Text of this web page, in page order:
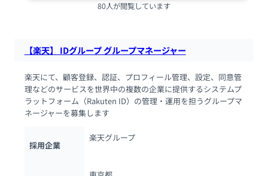
80人が閲覧しています
【楽天】 IDグループ グループマネージャー
楽天にて、顧客登録、認証、プロフィール管理、設定、同意管
理などのサービスを世界中の複数の企業に提供するシステムプ
ラットフォーム（Rakuten ID）の管理・運用を担うグループマ
ネージャーを募集します
採用企業
楽天グループ